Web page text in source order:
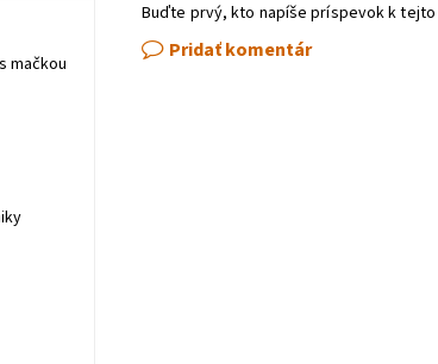
Buďte prvý, kto napíše príspevok k
Pridať komentár
mačkou